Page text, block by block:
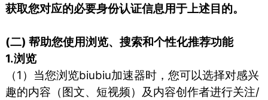
获取您对应的必要身份认证信息用于上述目的。
(二) 帮助您使用浏览、搜索和个性化推荐功能
1.浏览
（1）当您浏览biubiu加速器时，您可以选择对感兴
趣的内容（图文、短视频）及内容创作者进行关注/